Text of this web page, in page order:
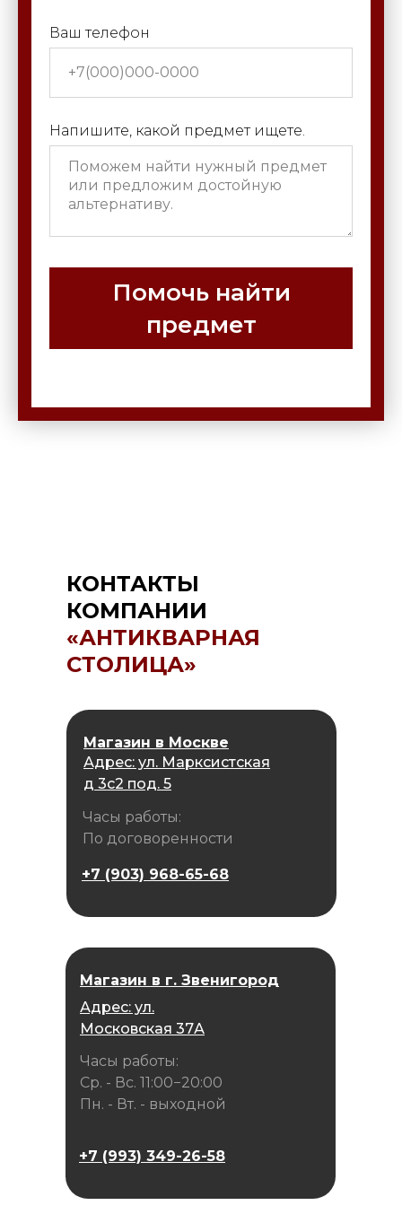
Ваш телефон
Напишите, какой предмет ищете.
Помочь найти
предмет
КОНТАКТЫ
КОМПАНИИ
«АНТИКВАРНАЯ
СТОЛИЦА»
Магазин в Москве
Адрес: ул. Марксистская
д 3с2 под. 5
Часы работы:
По договоренности
Часы работы:
Ср. - Вс. 11:00−20:00
Пн. - Вт. - выходной
Магазин в г. Звенигород
Адрес: ул.
Московская 37А
+7 (993) 349-26-58
+7 (903) 968-65-68